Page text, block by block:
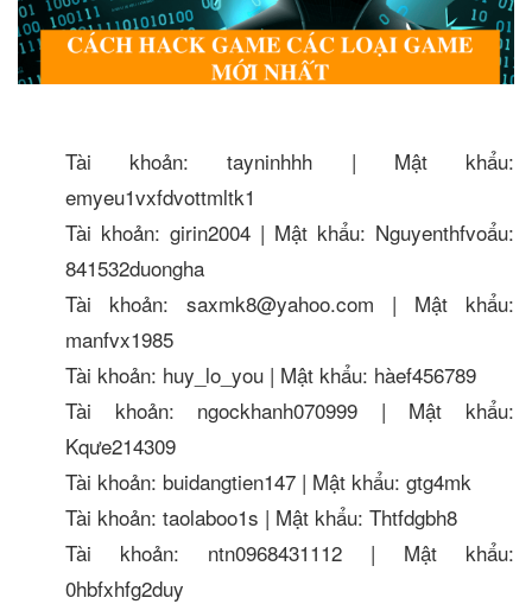
Tài khoản: tayninhhh | Mật khẩu:
emyeu1vxfdvottmltk1
Tài khoản: girin2004 | Mật khẩu: Nguyenthfvoẩu:
841532duongha
Tài khoản: saxmk8@yahoo.com | Mật khẩu:
manfvx1985
Tài khoản: huy_lo_you | Mật khẩu: hàef456789
Tài khoản: ngockhanh070999 | Mật khẩu:
Kqưe214309
Tài khoản: buidangtien147 | Mật khẩu: gtg4mk
Tài khoản: taolaboo1s | Mật khẩu: Thtfdgbh8
Tài khoản: ntn0968431112 | Mật khẩu:
0hbfxhfg2duy